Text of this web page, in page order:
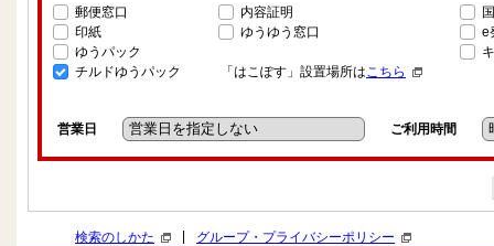
郵便窓口
印紙
ゆうパック
チルドゆうパック
内容証明
ゆうゆう窓口
「はこぽす」設置場所はこちら
e
営業日 ご利用時間
検索のしかた グループ・プライバシーポリシー